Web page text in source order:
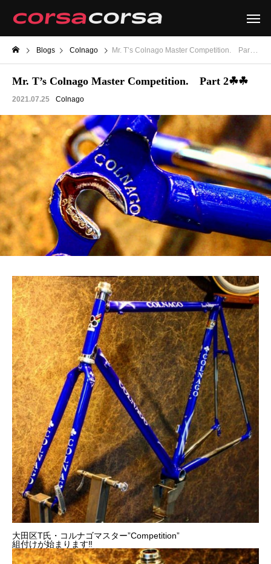
Blogs Colnago Mr. T’s Colnago Master Competition. Part 2☘☘
Mr. T’s Colnago Master Competition. Part 2☘☘
2021.07.25 Colnago
大田区T氏・コルナゴマスター”Competition”
組付けが始まります‼